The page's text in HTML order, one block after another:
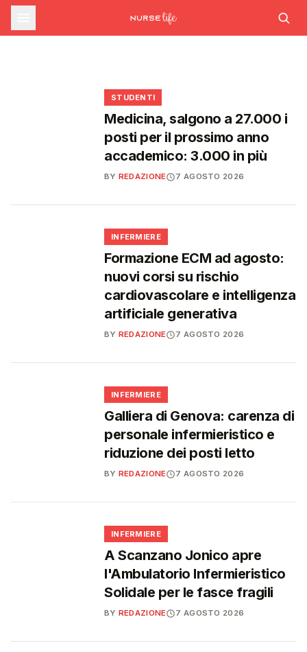
sfide che decideranno il futuro del
Ssn
Decreto PA e sanità: nuovo commissario per
le scorte Covid, liste d'attesa al Siveas e
INFERMIERE
Decreto PA: nuove regole per scorte Covid,
STUDENTI
Medicina, salgono a 27.000 i
posti per il prossimo anno
accademico: 3.000 in più
BY REDAZIONE 7 AGOSTO 2026
INFERMIERE
Formazione ECM ad agosto:
nuovi corsi su rischio
cardiovascolare e intelligenza
artificiale generativa
BY REDAZIONE 7 AGOSTO 2026
INFERMIERE
Galliera di Genova: carenza di
personale infermieristico e
riduzione dei posti letto
BY REDAZIONE 7 AGOSTO 2026
INFERMIERE
A Scanzano Jonico apre
l'Ambulatorio Infermieristico
Solidale per le fasce fragili
BY REDAZIONE 7 AGOSTO 2026